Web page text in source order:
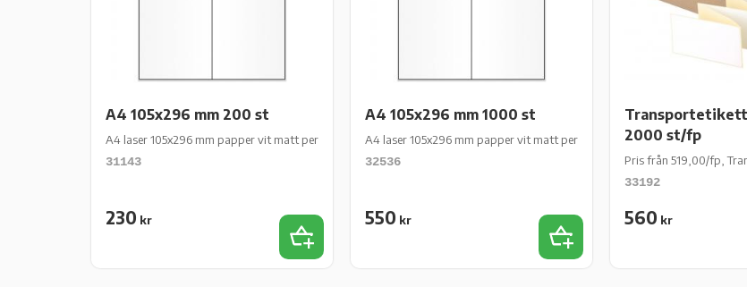
A4 105x296 mm 200 st
A4 laser 105x296 mm papper vit matt permanent 200 st 100 ark/fp
31143
230 kr
Lägg till i favoriter
A4 105x296 mm 1000 st
A4 laser 105x296 mm papper vit matt permanent 1000 st 500 ark/fp
32536
550 kr
Lägg till i favoriter
Transportetikett
2000 st/fp
Pris från 519,00/fp,
33192
560 kr